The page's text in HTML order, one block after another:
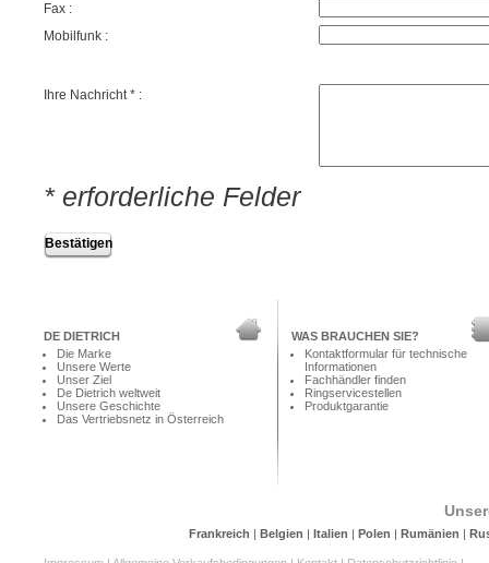
Fax :
Mobilfunk :
Ihre Nachricht * :
* erforderliche Felder
DE DIETRICH
Die Marke
Unsere Werte
Unser Ziel
De Dietrich weltweit
Unsere Geschichte
Das Vertriebsnetz in Österreich
WAS BRAUCHEN SIE?
Kontaktformular für technische
Informationen
Fachhändler finden
Ringservicestellen
Produktgarantie
Frankreich | Belgien | Italien | Polen | Rumänien |